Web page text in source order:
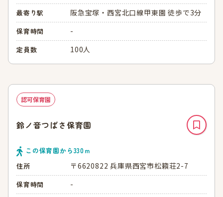
最寄り駅 阪急宝塚・西宮北口線甲東園 徒歩で3分
保育時間 -
定員数 100人
認可保育園
鈴ノ音つばさ保育園
この保育園から330ｍ
住所
〒6620822 兵庫県西宮市松籟荘2-7
保育時間 -